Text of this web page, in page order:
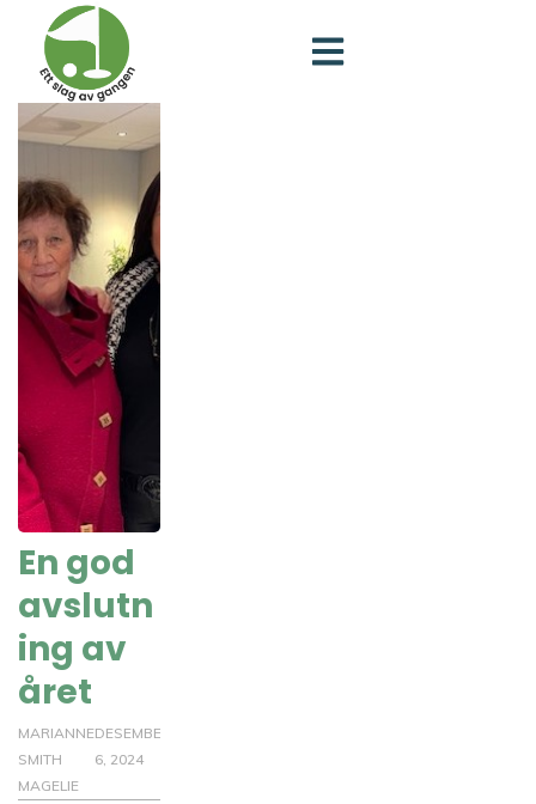
Fontenehuset Norge
En god
avslutn
ing av
året
MARIANNE
SMITH
MAGELIE
DESEMBER
6, 2024